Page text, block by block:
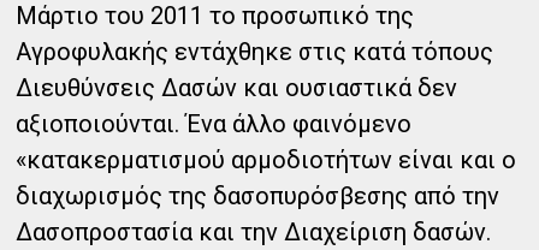
Μάρτιο του 2011 το προσωπικό της
Αγροφυλακής εντάχθηκε στις κατά τόπους
Διευθύνσεις Δασών και ουσιαστικά δεν
αξιοποιούνται. Ένα άλλο φαινόμενο
«κατακερματισμού αρμοδιοτήτων είναι και ο
διαχωρισμός της δασοπυρόσβεσης από την
Δασοπροστασία και την Διαχείριση δασών.